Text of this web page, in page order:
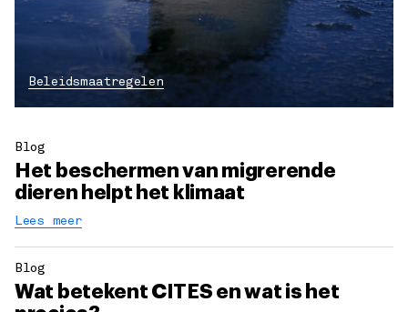
Beleidsmaatregelen
Blog
Het beschermen van migrerende
dieren helpt het klimaat
Lees meer
Blog
Wat betekent CITES en wat is het